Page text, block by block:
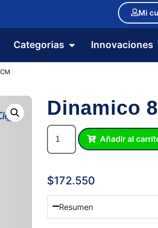
Mi
Categorias Innovaciones
Dinamico
Añadir al
$172.550
Resumen